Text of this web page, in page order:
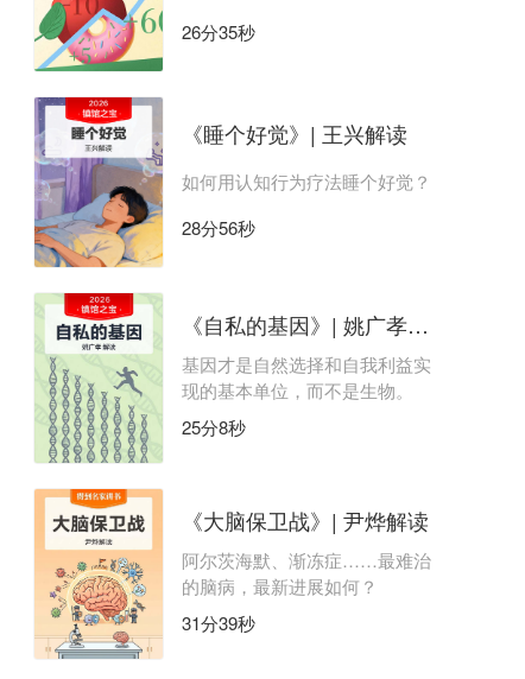
26分35秒
《睡个好觉》| 王兴解读
如何用认知行为疗法睡个好觉？
28分56秒
《自私的基因》| 姚广孝解读
基因才是自然选择和自我利益实
现的基本单位，而不是生物。
25分8秒
《大脑保卫战》| 尹烨解读
阿尔茨海默、渐冻症……最难治
的脑病，最新进展如何？
31分39秒